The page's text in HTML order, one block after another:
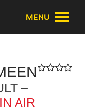
MENU
–
AIR